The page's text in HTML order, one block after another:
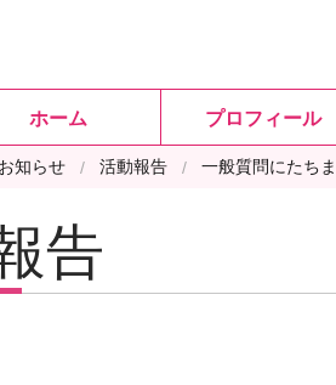
ホーム プロフィール
知らせ 活動報告 一般質問にたちま
告